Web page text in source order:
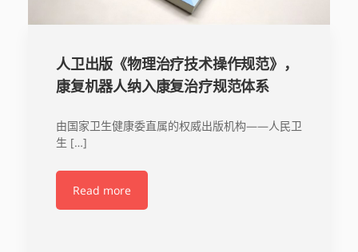
人卫出版《物理治疗技术操作规范》，
康复机器人纳入康复治疗规范体系
由国家卫生健康委直属的权威出版机构——人民卫
生 […]
Read more